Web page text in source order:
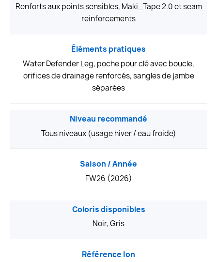
Renforts aux points sensibles, Maki_Tape 2.0 et seam
reinforcements
Éléments pratiques
Water Defender Leg, poche pour clé avec boucle,
orifices de drainage renforcés, sangles de jambe
séparées
Niveau recommandé
Tous niveaux (usage hiver / eau froide)
Saison / Année
FW26 (2026)
Coloris disponibles
Noir, Gris
Référence Ion